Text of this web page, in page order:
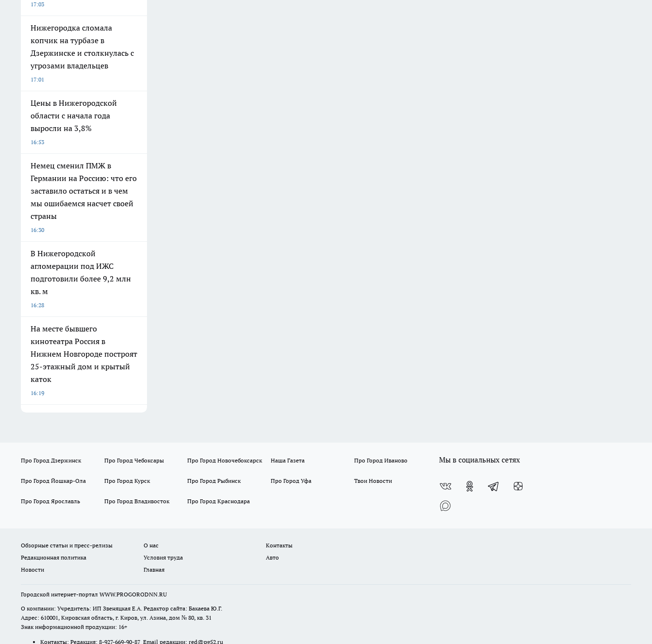
17:03
Нижегородка сломала
копчик на турбазе в
Дзержинске и столкнулась с
угрозами владельцев
17:01
Цены в Нижегородской
области с начала года
выросли на 3,8%
16:53
Немец сменил ПМЖ в
Германии на Россию: что его
заставило остаться и в чем
мы ошибаемся насчет своей
страны
16:30
В Нижегородской
агломерации под ИЖС
подготовили более 9,2 млн
кв. м
16:28
На месте бывшего
кинотеатра Россия в
Нижнем Новгороде построят
25-этажный дом и крытый
каток
16:19
Про Город Дзержинск Про Город Чебоксары Про Город Новочебоксарск Наша Газета Про Город Иваново
Про Город Йошкар-Ола Про Город Курск Про Город Рыбинск Про Город Уфа Твои Новости
Про Город Ярославль Про Город Владивосток Про Город Краснодара
Мы в социальных сетях
Обзорные статьи и пресс-релизы О нас
Контакты
Редакционная политика
Условия труда
Авто
Новости
Главная
Городской интернет-портал WWW.PROGORODNN.RU
О компании: Учредитель: ИП Звеняцкая Е.А. Редактор сайта: Бакаева Ю.Г.
Адрес: 610001, Кировская область, г. Киров, ул. Азина, дом № 80, кв. 31
Знак информационной продукции: 16+
Контакты: Редакция: 8-927-669-90-87 Email редакции: red@pg52.ru